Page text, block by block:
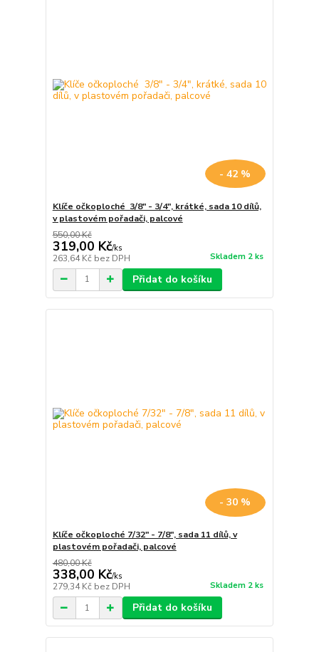
- 42 %
Klíče očkoploché 3/8" - 3/4", krátké, sada 10 dílů,
v plastovém pořadači, palcové
550,00 Kč
319,00 Kč/ks
263,64 Kč bez DPH Skladem 2 ks
Přidat do košíku
- 30 %
Klíče očkoploché 7/32" - 7/8", sada 11 dílů, v
plastovém pořadači, palcové
480,00 Kč
338,00 Kč/ks
279,34 Kč bez DPH Skladem 2 ks
Přidat do košíku